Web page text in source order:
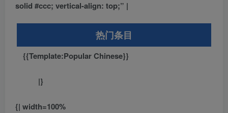
solid #ccc; vertical-align: top;” |
热门条目
{{Template:Popular Chinese}}
|}
{| width=100%